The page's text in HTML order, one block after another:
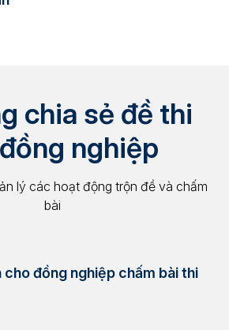
chia sẻ đề thi
nghiệp
lý các hoạt động trộn đề và chấm
bài
cho đồng nghiệp chấm bài thi